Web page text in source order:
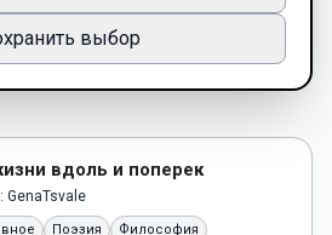
вдоль и поперек
GenaTsvale
Поэзия Философия
выбор